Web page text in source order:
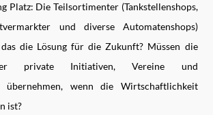
Platz: Die Teilsortimenter (Tankstellenshops,
und diverse Automatenshops)
die Lösung für die Zukunft? Müssen die
private Initiativen, Vereine und
übernehmen, wenn die Wirtschaftlichkeit
ist?